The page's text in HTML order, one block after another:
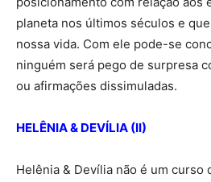
planeta nos últimos séculos e
nossa vida. Com ele pode-se
ninguém será pego de surpresa
ou afirmações dissimuladas.
HELÊNIA & DEVÍLIA (II)
Helênia & Devília não é um curso